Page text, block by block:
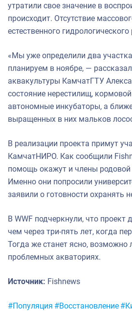
утратили свое значение в
происходит. Отсутствие
естественного
«Мы уже определили два
планируем в ноябре, —
аквакультуры КамчатГТУ
состояние нерестилищ,
автономные инкубаторы, а
выращенных в них мальков
В реализации проекта примут
КамчатНИРО. Как сообщили
помощь окажут и члены
Именно они попросили
заявили о готовности охранять
В WWF подчеркнули, что
чем через три-пять лет, когда
Тогда же станет ясно, возможно
проблемных акваториях.
Источник: Fishnews
Метки:
#Популяция #Восстановление